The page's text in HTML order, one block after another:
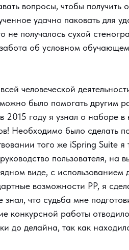
вопросы, чтобы получить
удачно паковать для
не получалось сухой
об условном
человеческой
было помогать другим
2015 году я узнал о наборе
Необходимо было сделать
того же iSpring Suite я
пользователя, на
виде, с
возможности PP, я
что судьба мне
конкурсной работы
до делайна, так как